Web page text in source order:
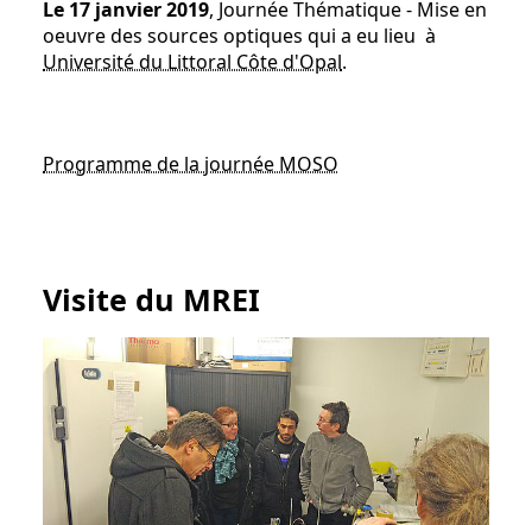
Le 17 janvier 2019, Journée Thématique - Mise en
oeuvre des sources optiques qui a eu lieu à
Université du Littoral Côte d'Opal.
Programme de la journée MOSO
Visite du MREI